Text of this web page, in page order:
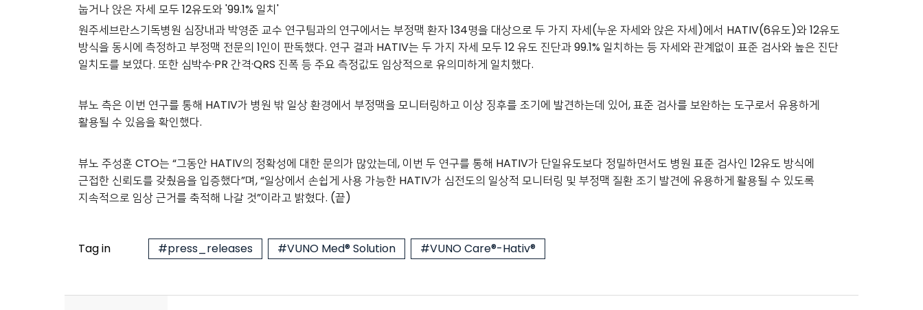
눕거나 앉은 자세 모두 12유도와 '99.1% 일치'
원주세브란스기독병원 심장내과 박영준 교수 연구팀과의 연구에서는 부정맥 환자 134명을 대상으로 두 가지 자세(누운 자세와 앉은 자세)에서 HATIV(6유도)와 12유도
방식을 동시에 측정하고 부정맥 전문의 1인이 판독했다. 연구 결과 HATIV는 두 가지 자세 모두 12 유도 진단과 99.1% 일치하는 등 자세와 관계없이 표준 검사와 높은 진단
일치도를 보였다. 또한 심박수·PR 간격·QRS 진폭 등 주요 측정값도 임상적으로 유의미하게 일치했다.
뷰노 측은 이번 연구를 통해 HATIV가 병원 밖 일상 환경에서 부정맥을 모니터링하고 이상 징후를 조기에 발견하는데 있어, 표준 검사를 보완하는 도구로서 유용하게
활용될 수 있음을 확인했다.
뷰노 주성훈 CTO는 “그동안 HATIV의 정확성에 대한 문의가 많았는데, 이번 두 연구를 통해 HATIV가 단일유도보다 정밀하면서도 병원 표준 검사인 12유도 방식에
근접한 신뢰도를 갖췄음을 입증했다”며, “일상에서 손쉽게 사용 가능한 HATIV가 심전도의 일상적 모니터링 및 부정맥 질환 조기 발견에 유용하게 활용될 수 있도록
지속적으로 임상 근거를 축적해 나갈 것”이라고 밝혔다. (끝)
Tag in #press_releases #VUNO Med® Solution #VUNO Care®-Hativ®